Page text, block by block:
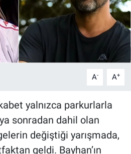
A- A+
yalnızca parkurlarla
sonradan dahil olan
değiştiği yarışmada,
geldi. Bayhan’ın